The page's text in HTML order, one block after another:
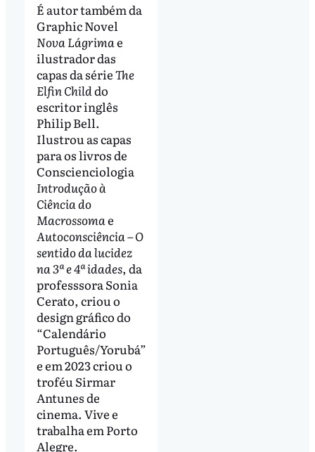
É autor também da
Graphic Novel
Nova Lágrimae
ilustrador das
capas da sérieThe
Elfin Childdo
escritor inglês
Philip Bell.
Ilustrou as capas
para os livros de
Conscienciologia
Introdução à
Ciência do
Macrossomae
Autoconsciência – O
sentido da lucidez
na 3ª e 4ª idades, da
professsora Sonia
Cerato, criou o
design gráfico do
“Calendário
Português/Yorubá”
e em 2023 criou o
troféu Sirmar
Antunes de
cinema. Vive e
trabalha em Porto
Alegre.